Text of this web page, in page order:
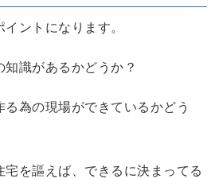
ントになります。
識があるかどうか？
為の現場ができているかどう
宅を謳えば、できるに決まってる